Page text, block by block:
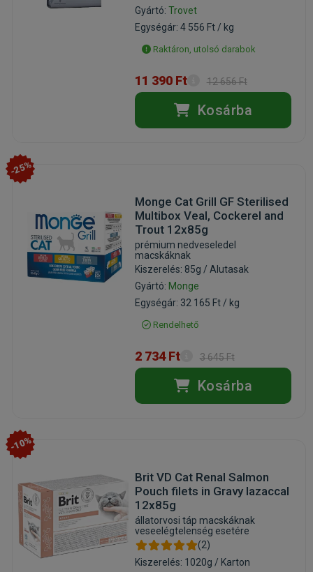
Gyártó: Trovet
Egységár: 4 556 Ft / kg
Raktáron, utolsó darabok
11 390 Ft 12 656 Ft
Kosárba
-25%
Monge Cat Grill GF Sterilised
Multibox Veal, Cockerel and
Trout 12x85g
prémium nedveseledel
macskáknak
Kiszerelés: 85g / Alutasak
Gyártó: Monge
Egységár: 32 165 Ft / kg
Rendelhető
2 734 Ft 3 645 Ft
Kosárba
-10%
Brit VD Cat Renal Salmon
Pouch filets in Gravy lazaccal
12x85g
állatorvosi táp macskáknak
veseelégtelenség esetére
(2)
Kiszerelés: 1020g / Karton